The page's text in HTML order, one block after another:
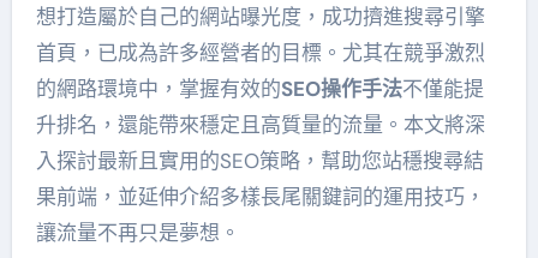
想打造屬於自己的網站曝光度，成功擠進搜尋引擎
首頁，已成為許多經營者的目標。尤其在競爭激烈
的網路環境中，掌握有效的SEO操作手法不僅能提
升排名，還能帶來穩定且高質量的流量。本文將深
入探討最新且實用的SEO策略，幫助您站穩搜尋結
果前端，並延伸介紹多樣長尾關鍵詞的運用技巧，
讓流量不再只是夢想。